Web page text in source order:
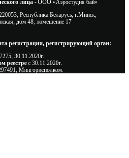
лица - ООО «Аэростудия бай»
Республика Беларусь, г.Минск,
дом 48, помещение 17
регистрации, регистрирующий орган:
30.11.2020г.
реестре с 30.11.2020г.
Мингорисполком.